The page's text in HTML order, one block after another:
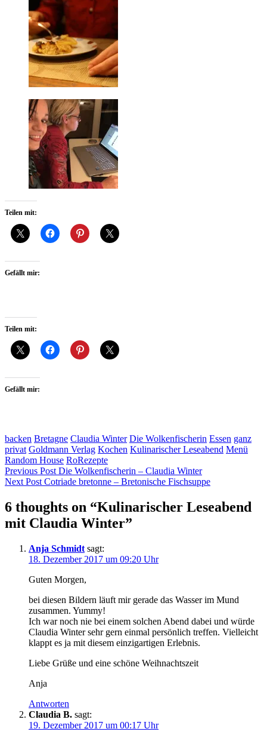
Teilen mit:
Gefällt mir:
Teilen mit:
Gefällt mir:
backen Bretagne Claudia Winter Die Wolkenfischerin Essen ganz
privat Goldmann Verlag Kochen Kulinarischer Leseabend Menü
Random House RoRezepte
Beitragsnavigation
Previous Post Die Wolkenfischerin – Claudia Winter
Next Post Cotriade bretonne – Bretonische Fischsuppe
6 thoughts on “Kulinarischer Leseabend
mit Claudia Winter”
Anja Schmidt sagt:
18. Dezember 2017 um 09:20 Uhr
Guten Morgen,
bei diesen Bildern läuft mir gerade das Wasser im Mund
zusammen. Yummy!
Ich war noch nie bei einem solchen Abend dabei und würde
Claudia Winter sehr gern einmal persönlich treffen. Vielleicht
klappt es ja mit diesem einzigartigen Erlebnis.
Liebe Grüße und eine schöne Weihnachtszeit
Anja
Antworten
Claudia B. sagt:
19. Dezember 2017 um 00:17 Uhr